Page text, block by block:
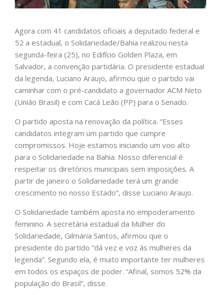
Agora com 41 candidatos oficiais a deputado federal e
52 a estadual, o Solidariedade/Bahia realizou nesta
segunda-feira (25), no Edifício Golden Plaza, em
Salvador, a convenção partidária. O presidente estadual
da legenda, Luciano Araujo, afirmou que o partido vai
caminhar com o pré-candidato a governador ACM Neto
(União Brasil) e com Cacá Leão (PP) para o Senado.
O partido aposta na renovação da política. “Esses
candidatos integram um partido que cumpre
compromissos. Hoje estamos iniciando um voo alto
para o Solidariedade na Bahia. Nosso diferencial é
respeitar os diretórios municipais sem imposições. A
partir de janeiro o Solidariedade terá um grande
crescimento no nosso Estado”, disse Luciano Araujo.
O Solidariedade também aposta no empoderamento
feminino. A secretária estadual da Mulher do
Solidariedade, Gilmária Santos, afirmou que o
presidente do partido “dá vez e voz às mulheres da
legenda”. Segundo ela, é muito importante ter mulheres
em todos os espaços de poder. “Afinal, somos 52% da
população do Brasil”, disse.